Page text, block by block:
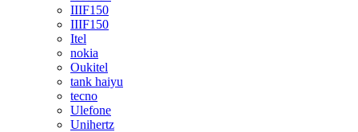
IIIF150
IIIF150
Itel
nokia
Oukitel
tank haiyu
tecno
Ulefone
Unihertz